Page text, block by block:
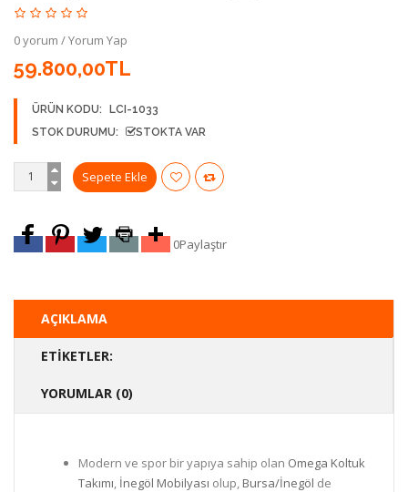
0 yorum /Yorum Yap
59.800,00TL
ÜRÜN KODU:
LCI-1033
STOK DURUMU:
STOKTA VAR
0Paylaştır
AÇIKLAMA
ETIKETLER:
YORUMLAR (0)
Modern ve spor bir yapıya sahip olan Omega Koltuk
Takımı İnegöl Mobilyası olup, Bursa/İnegöl de